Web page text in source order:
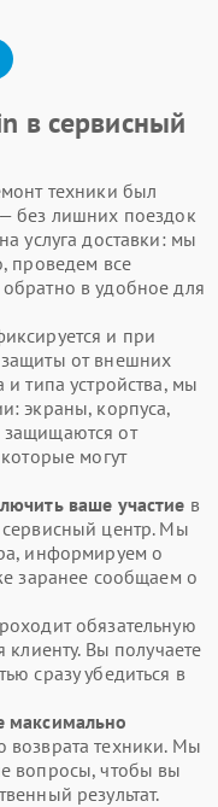
в сервисный
техники был
без лишних поездок
услуга доставки: мы
проведем все
в удобное для
и при
от внешних
типа устройства, мы
экраны, корпуса,
от
могут
ваше участие в
центр. Мы
информируем о
заранее сообщаем о
обязательную
клиенту. Вы получаете
сразу убедиться в
максимально
возврата техники. Мы
вопросы, чтобы вы
результат.